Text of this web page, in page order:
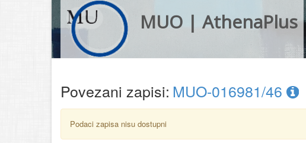
MUO | AthenaPlus
Povezani zapisi: MUO-016981/46
Podaci zapisa nisu dostupni